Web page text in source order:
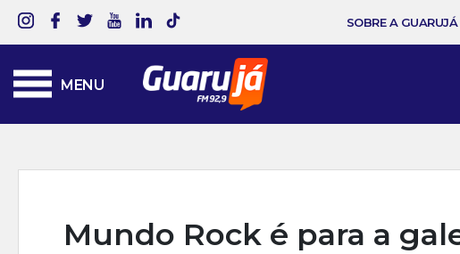
SOBRE A
MENU
Mundo Rock é para a